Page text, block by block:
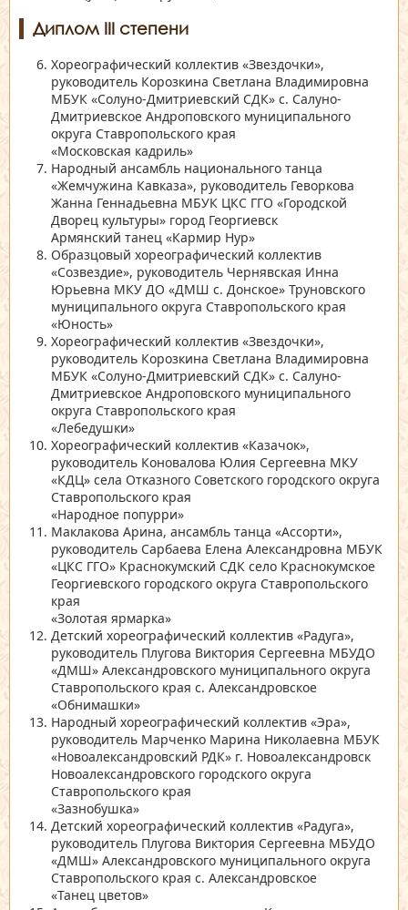
Диплом III степени
Хореографический коллектив «Звездочки»,
руководитель Корозкина Светлана Владимировна
МБУК «Солуно-Дмитриевский СДК» с. Салуно-
Дмитриевское Андроповского муниципального
округа Ставропольского края
«Московская кадриль»
Народный ансамбль национального танца
«Жемчужина Кавказа», руководитель Геворкова
Жанна Геннадьевна МБУК ЦКС ГГО «Городской
Дворец культуры» город Георгиевск
Армянский танец «Кармир Нур»
Образцовый хореографический коллектив
«Созвездие», руководитель Чернявская Инна
Юрьевна МКУ ДО «ДМШ с. Донское» Труновского
муниципального округа Ставропольского края
«Юность»
Хореографический коллектив «Звездочки»,
руководитель Корозкина Светлана Владимировна
МБУК «Солуно-Дмитриевский СДК» с. Салуно-
Дмитриевское Андроповского муниципального
округа Ставропольского края
«Лебедушки»
Хореографический коллектив «Казачок»,
руководитель Коновалова Юлия Сергеевна МКУ
«КДЦ» села Отказного Советского городского округа
Ставропольского края
«Народное попурри»
Маклакова Арина, ансамбль танца «Ассорти»,
руководитель Сарбаева Елена Александровна МБУК
«ЦКС ГГО» Краснокумский СДК село Краснокумское
Георгиевского городского округа Ставропольского
края
«Золотая ярмарка»
Детский хореографический коллектив «Радуга»,
руководитель Плугова Виктория Сергеевна МБУДО
«ДМШ» Александровского муниципального округа
Ставропольского края с. Александровское
«Обнимашки»
Народный хореографический коллектив «Эра»,
руководитель Марченко Марина Николаевна МБУК
«Новоалександровский РДК» г. Новоалександровск
Новоалександровского городского округа
Ставропольского края
«Зазнобушка»
Детский хореографический коллектив «Радуга»,
руководитель Плугова Виктория Сергеевна МБУДО
«ДМШ» Александровского муниципального округа
Ставропольского края с. Александровское
«Танец цветов»